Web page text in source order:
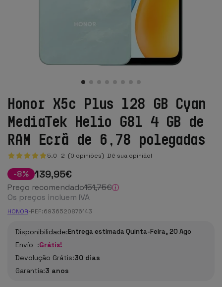
Honor X5c Plus 128 GB Cyan
MediaTek Helio G81 4 GB de
RAM Ecrã de 6,78 polegadas
5.0 2 (0 opiniões) Dê sua opinião!
-8% 139,95€
Preço recomendado151,75€
Os preços incluem IVA
HONOR-REF:6936520876143
Disponibilidade:Entrega estimada Quinta-Feira, 20 Ago
Envío :Grátis!
Devolução Grátis:30 dias
Garantia:3 anos